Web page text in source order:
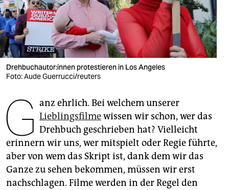
verlag
veranstaltungen
shop
fragen & hilfe
abo
genossenschaft
epaper login
Dreh­buch­au­to­r:in­nen protestieren in Los Angeles
Foto: Aude Guerrucci/reuters
G anz ehrlich. Bei welchem unserer
Lieblingsfilmewissen wir schon, wer das
Drehbuch geschrieben hat? Vielleicht
erinnern wir uns, wer mitspielt oder Regie führte,
aber von wem das Skript ist, dank dem wir das
Ganze zu sehen bekommen, müssen wir erst
nachschlagen. Filme werden in der Regel den